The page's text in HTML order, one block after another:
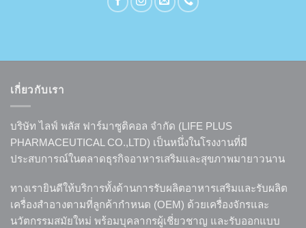
เกี่ยวกับเรา
บริษัท ไลฟ์ พลัส ฟาร์มาซูติคอล จำกัด (LIFE PLUS
PHARMACEUTICAL CO.,LTD) เป็นหนึ่งในโรงงานที่มี
ประสบการณ์ในตลาดธุรกิจอาหารเสริมและสุขภาพมายาวนาน
ทางเรายินดีให้บริการทั้งด้านการรับผลิตอาหารเสริมและรับผลิต
เครื่องสำอางตามที่ลูกค้ากำหนด (OEM) ด้วยเครื่องจักรและ
นวัตกรรมสมัยใหม่ พร้อมบุคลากรผู้เชี่ยวชาญ และรับออกแบบ